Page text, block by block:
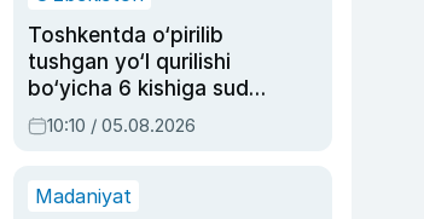
Toshkentda o‘pirilib
tushgan yo‘l qurilishi
bo‘yicha 6 kishiga sud
hukmi o‘qildi
10:10 / 05.08.2026
Madaniyat